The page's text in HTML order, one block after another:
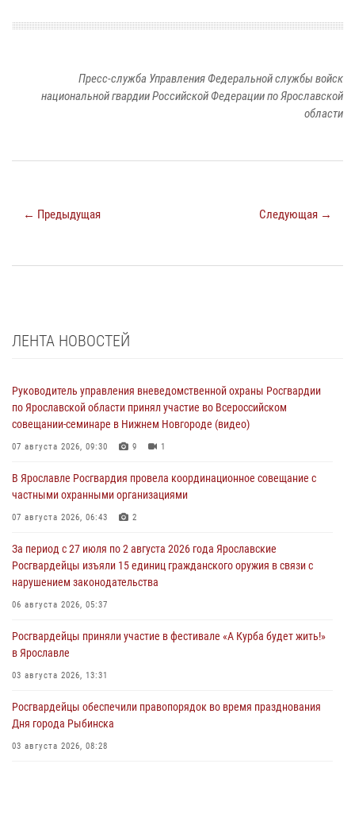
Пресс-служба Управления Федеральной службы войск
национальной гвардии Российской Федерации по Ярославской
области
← Предыдущая Следующая →
ЛЕНТА НОВОСТЕЙ
Руководитель управления вневедомственной охраны Росгвардии
по Ярославской области принял участие во Всероссийском
совещании-семинаре в Нижнем Новгороде (видео)
07 августа 2026, 09:30 9 1
В Ярославле Росгвардия провела координационное совещание с
частными охранными организациями
07 августа 2026, 06:43 2
За период с 27 июля по 2 августа 2026 года Ярославские
Росгвардейцы изъяли 15 единиц гражданского оружия в связи с
нарушением законодательства
06 августа 2026, 05:37
Росгвардейцы приняли участие в фестивале «А Курба будет жить!»
в Ярославле
03 августа 2026, 13:31
Росгвардейцы обеспечили правопорядок во время празднования
Дня города Рыбинска
03 августа 2026, 08:28